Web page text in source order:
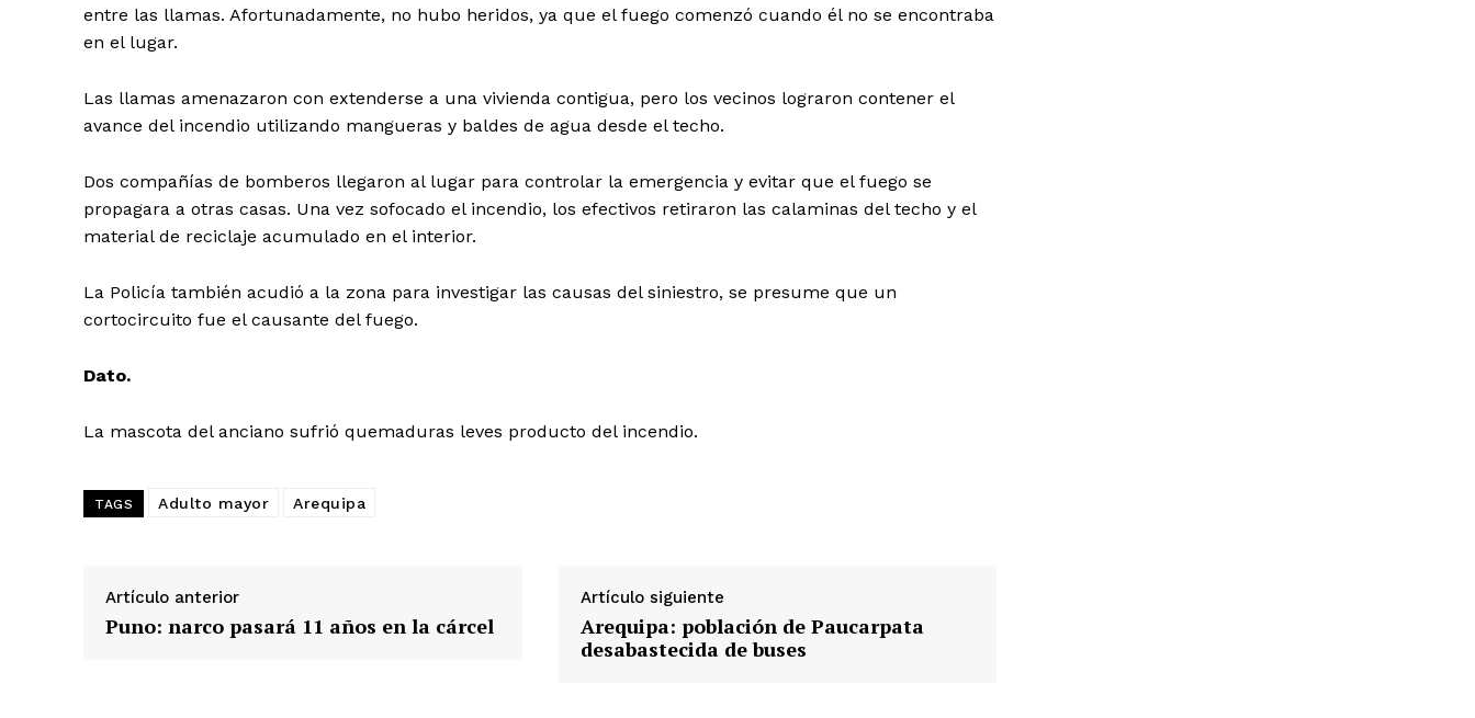
entre las llamas. Afortunadamente, no hubo heridos, ya que el fuego comenzó cuando él no se encontraba
en el lugar.
Las llamas amenazaron con extenderse a una vivienda contigua, pero los vecinos lograron contener el
avance del incendio utilizando mangueras y baldes de agua desde el techo.
Dos compañías de bomberos llegaron al lugar para controlar la emergencia y evitar que el fuego se
propagara a otras casas. Una vez sofocado el incendio, los efectivos retiraron las calaminas del techo y el
material de reciclaje acumulado en el interior.
La Policía también acudió a la zona para investigar las causas del siniestro, se presume que un
cortocircuito fue el causante del fuego.
Dato.
La mascota del anciano sufrió quemaduras leves producto del incendio.
TAGS Adulto mayor Arequipa
Artículo anterior
Puno: narco pasará 11 años en la cárcel
Artículo siguiente
Arequipa: población de Paucarpata
desabastecida de buses